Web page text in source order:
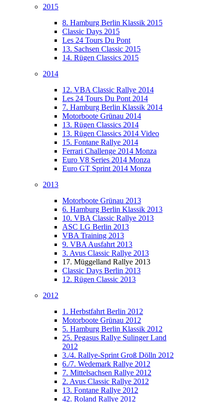
2015
8. Hamburg Berlin Klassik 2015
Classic Days 2015
Les 24 Tours Du Pont
13. Sachsen Classic 2015
14. Rügen Classics 2015
2014
12. VBA Classic Rallye 2014
Les 24 Tours Du Pont 2014
7. Hamburg Berlin Klassik 2014
Motorboote Grünau 2014
13. Rügen Classics 2014
13. Rügen Classics 2014 Video
15. Fontane Rallye 2014
Ferrari Challenge 2014 Monza
Euro V8 Series 2014 Monza
Euro GT Sprint 2014 Monza
2013
Motorboote Grünau 2013
6. Hamburg Berlin Klassik 2013
10. VBA Classic Rallye 2013
ASC LG Berlin 2013
VBA Training 2013
9. VBA Ausfahrt 2013
3. Avus Classic Rallye 2013
17. Müggelland Rallye 2013
Classic Days Berlin 2013
12. Rügen Classic 2013
2012
1. Herbstfahrt Berlin 2012
Motorboote Grünau 2012
5. Hamburg Berlin Klassik 2012
25. Pegasus Rallye Sulinger Land
2012
3./4. Rallye-Sprint Groß Dölln 2012
6./7. Wedemark Rallye 2012
7. Mittelsachsen Rallye 2012
2. Avus Classic Rallye 2012
13. Fontane Rallye 2012
42. Roland Rallye 2012